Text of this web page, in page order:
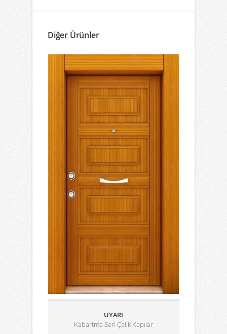
Diğer Ürünler
UYARI
Kabartma Seri Çelik Kapılar